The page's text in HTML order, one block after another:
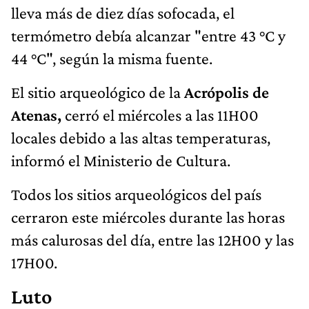
lleva más de diez días sofocada, el
termómetro debía alcanzar "entre 43 °C y
44 °C", según la misma fuente.
El sitio arqueológico de laAcrópolis de
Atenas, cerró el miércoles a las 11H00
locales debido a las altas temperaturas,
informó el Ministerio de Cultura.
Todos los sitios arqueológicos del país
cerraron este miércoles durante las horas
más calurosas del día, entre las 12H00 y las
17H00.
Luto